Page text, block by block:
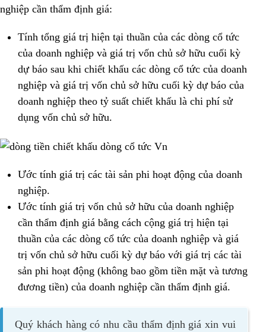
nghiệp cần thẩm định giá:
Tính tổng giá trị hiện tại thuần của các dòng cổ tức
của doanh nghiệp và giá trị vốn chủ sở hữu cuối kỳ
dự báo sau khi chiết khấu các dòng cổ tức của doanh
nghiệp và giá trị vốn chủ sở hữu cuối kỳ dự báo của
doanh nghiệp theo tỷ suất chiết khấu là chi phí sử
dụng vốn chủ sở hữu.
Ước tính giá trị các tài sản phi hoạt động của doanh
nghiệp.
Ước tính giá trị vốn chủ sở hữu của doanh nghiệp
cần thẩm định giá bằng cách cộng giá trị hiện tại
thuần của các dòng cổ tức của doanh nghiệp và giá
trị vốn chủ sở hữu cuối kỳ dự báo với giá trị các tài
sản phi hoạt động (không bao gồm tiền mặt và tương
đương tiền) của doanh nghiệp cần thẩm định giá.
Quý khách hàng có nhu cầu thẩm định giá xin vui